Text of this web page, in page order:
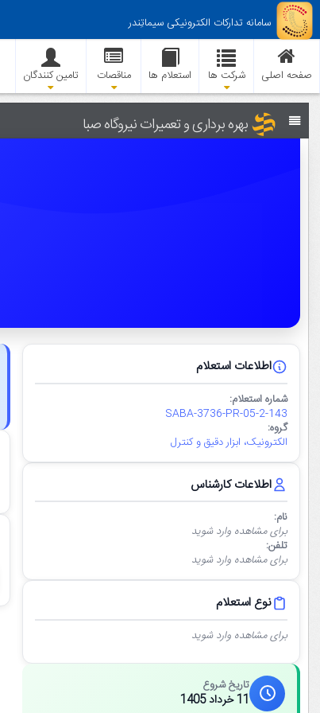
سامانه تدارکات الکترونیکی سیماتِندر
صفحه اصلی شرکت ها استعلام ها مناقصات تامین کنندگان
بهره برداری و تعمیرات نیروگاه صبا
اطلاعات استعلام
شماره استعلام:
SABA-3736-PR-05-2-143
گروه:
الکترونیک، ابزار دقیق و کنترل
اطلاعات کارشناس
نام:
برای مشاهده وارد شوید
تلفن:
برای مشاهده وارد شوید
نوع استعلام
برای مشاهده وارد شوید
تاریخ شروع
11 خرداد 1405